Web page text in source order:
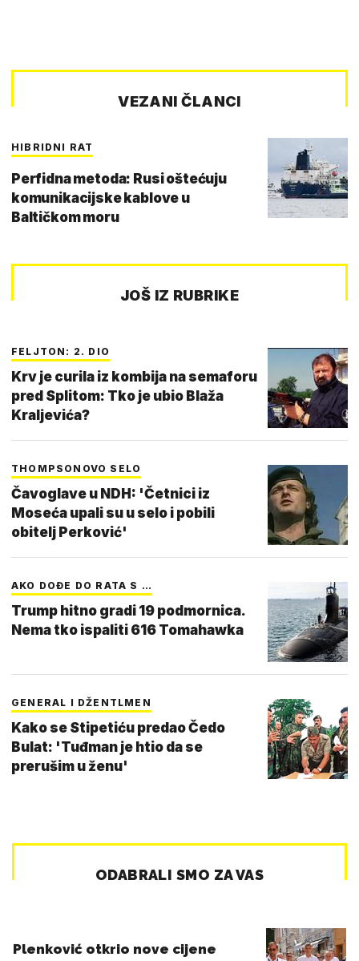
VEZANI ČLANCI
HIBRIDNI RAT
Perfidna metoda: Rusi oštećuju
komunikacijske kablove u
Baltičkom moru
JOŠ IZ RUBRIKE
FELJTON: 2. DIO
Krv je curila iz kombija na semaforu
pred Splitom: Tko je ubio Blaža
Kraljevića?
THOMPSONOVO SELO
Čavoglave u NDH: 'Četnici iz
Moseća upali su u selo i pobili
obitelj Perković'
AKO DOĐE DO RATA S …
Trump hitno gradi 19 podmornica.
Nema tko ispaliti 616 Tomahawka
GENERAL I DŽENTLMEN
Kako se Stipetiću predao Čedo
Bulat: 'Tuđman je htio da se
prerušim u ženu'